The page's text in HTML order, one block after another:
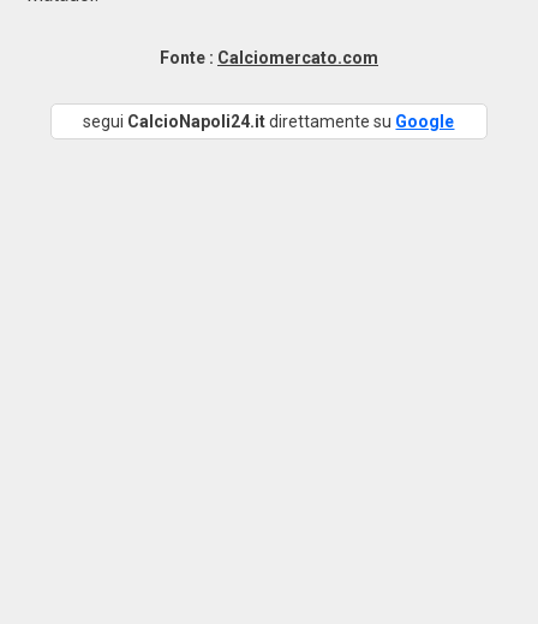
Fonte : Calciomercato.com
segui CalcioNapoli24.itdirettamente su Google